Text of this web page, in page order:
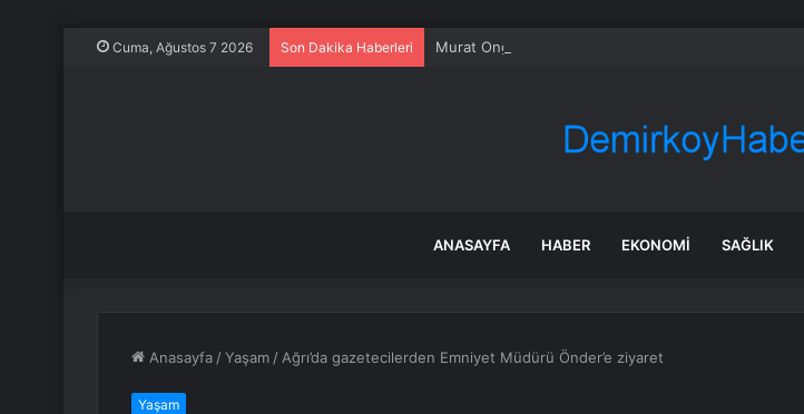
Cuma, Ağustos 7 2026 Son Dakika Haberleri Murat Ongun CHP’den istifa etti
ANASAYFA HABER EKONOMI SAĞLIK
Anasayfa /Yaşam / Ağrı’da gazetecilerden Emniyet Müdürü Önder’e ziyaret
Yaşam